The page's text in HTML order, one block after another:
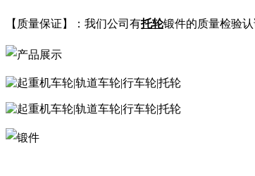
【质量保证】：我们公司有托轮锻件的质量检验